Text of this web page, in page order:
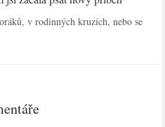
v rodinných kruzích, nebo se